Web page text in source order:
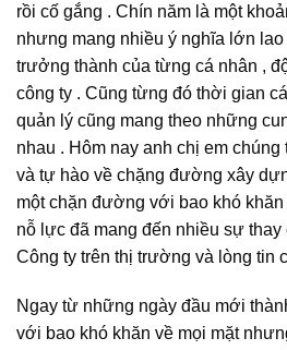
rồi cố gắng . Chín năm là một
nhưng mang nhiều ý nghĩa lớn
trưởng thành của từng cá nhân ,
công ty . Cũng từng đó thời gian
quản lý cũng mang theo những
nhau . Hôm nay anh chị em
và tự hào về chặng đường xây
một chặn đường với bao khó
nỗ lực đã mang đến nhiều sự
Công ty trên thị trường và lòng tin
Ngay từ những ngày đầu mới
với bao khó khăn về mọi mặt